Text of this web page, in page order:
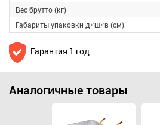
Вес брутто (кг)
Габариты упаковки д×ш×в (см)
Гарантия 1 год.
Аналогичные товары